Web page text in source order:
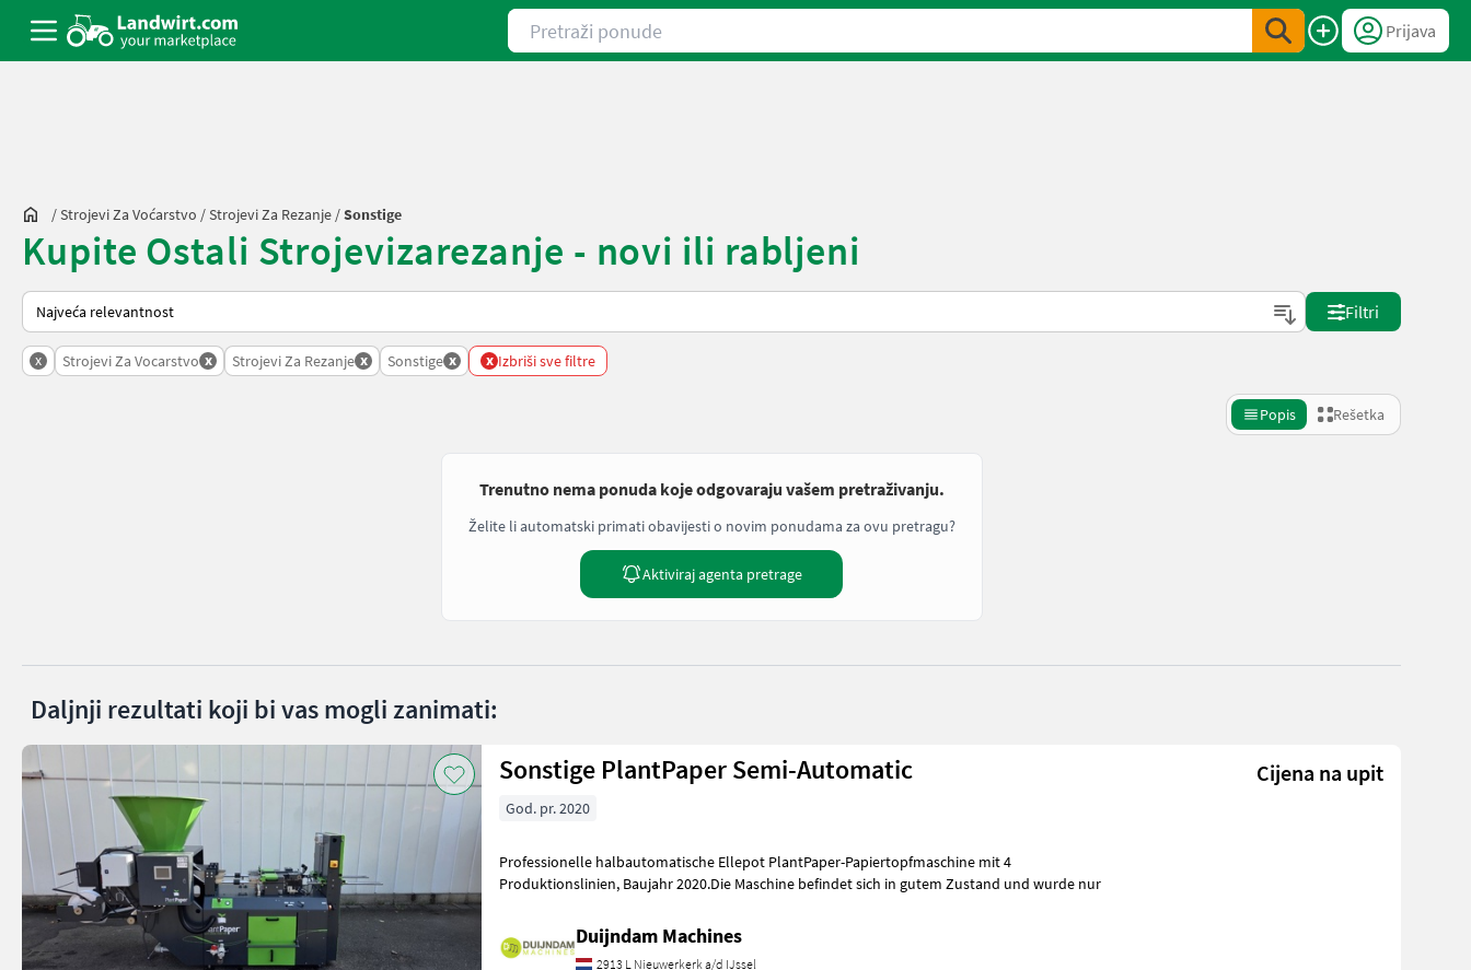
Pretraži ponude
Prijava
/Strojevi Za Voćarstvo /Strojevi Za Rezanje /Sonstige
Kupite Ostali Strojevizarezanje - novi ili rabljeni
Tako se sortira na Landwirt.com
Filtri
x Strojevi Za Vocarstvo x Strojevi Za Rezanje x Sonstige x x Izbriši sve filtre
Popis Rešetka
Trenutno nema ponuda koje odgovaraju vašem pretraživanju.
Želite li automatski primati obavijesti o novim ponudama za ovu pretragu?
Aktiviraj agenta pretrage
Daljnji rezultati koji bi vas mogli zanimati:
Sonstige PlantPaper Semi-Automatic Cijena na upit
God. pr. 2020
Professionelle halbautomatische Ellepot PlantPaper-Papiertopfmaschine mit 4
Produktionslinien, Baujahr 2020.Die Maschine befindet sich in gutem Zustand und wurde nur
Duijndam Machines
2913 L Nieuwerkerk a/d IJssel